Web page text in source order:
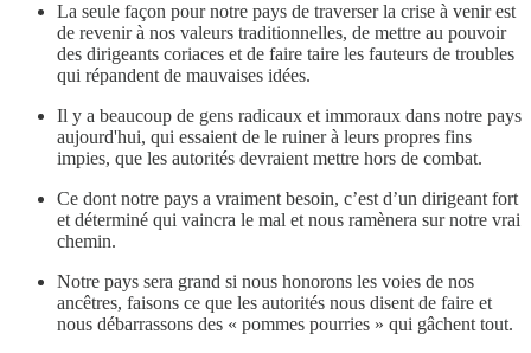
La seule façon pour notre pays de traverser la crise à venir est
de revenir à nos valeurs traditionnelles, de mettre au pouvoir
des dirigeants coriaces et de faire taire les fauteurs de troubles
qui répandent de mauvaises idées.
Il y a beaucoup de gens radicaux et immoraux dans notre pays
aujourd'hui, qui essaient de le ruiner à leurs propres fins
impies, que les autorités devraient mettre hors de combat.
Ce dont notre pays a vraiment besoin, c’est d’un dirigeant fort
et déterminé qui vaincra le mal et nous ramènera sur notre vrai
chemin.
Notre pays sera grand si nous honorons les voies de nos
ancêtres, faisons ce que les autorités nous disent de faire et
nous débarrassons des « pommes pourries » qui gâchent tout.